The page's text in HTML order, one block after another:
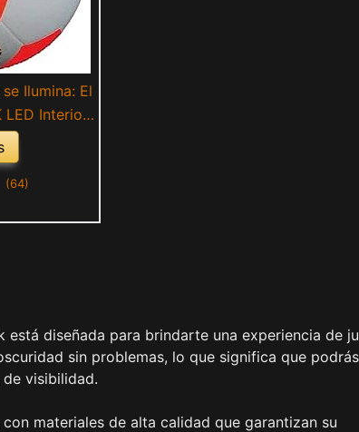
Ilumina: El
LED Interior
se patea –
-
offz.5
(64)
diseñada para brindarte una experiencia de
sin problemas, lo que significa que podrás
visibilidad.
materiales de alta calidad que garantizan su